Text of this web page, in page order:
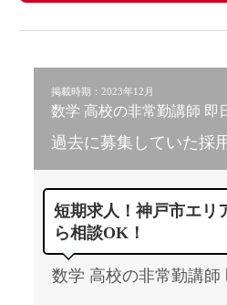
掲載時期：2023年12月
数学 高校の非常勤講師 即
過去に募集していた採
短期求人！神戸市エリ
ら相談OK！
数学 高校の非常勤講師